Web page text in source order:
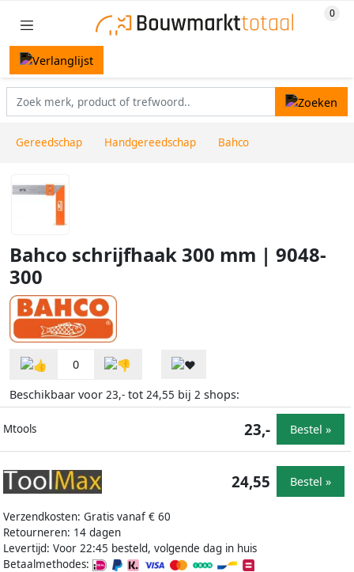
Gereedschap Handgereedschap Bahco
Bahco schrijfhaak 300 mm | 9048-
300
0
Beschikbaar voor 23,- tot 24,55 bij 2 shops:
Mtools 23,- Bestel »
Verzendkosten: Gratis vanaf € 60
Retourneren: 14 dagen
Levertijd: Voor 22:45 besteld, volgende dag in huis
Betaalmethodes:
24,55 Bestel »